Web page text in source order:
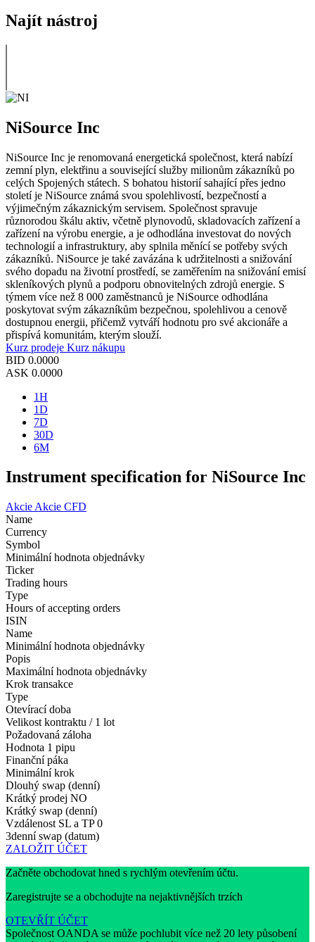
Najít nástroj
NiSource Inc
NiSource Inc je renomovaná energetická společnost, která nabízí
zemní plyn, elektřinu a související služby milionům zákazníků po
celých Spojených státech. S bohatou historií sahající přes jedno
století je NiSource známá svou spolehlivostí, bezpečností a
výjimečným zákaznickým servisem. Společnost spravuje
různorodou škálu aktiv, včetně plynovodů, skladovacích zařízení a
zařízení na výrobu energie, a je odhodlána investovat do nových
technologií a infrastruktury, aby splnila měnící se potřeby svých
zákazníků. NiSource je také zavázána k udržitelnosti a snižování
svého dopadu na životní prostředí, se zaměřením na snižování emisí
skleníkových plynů a podporu obnovitelných zdrojů energie. S
týmem více než 8 000 zaměstnanců je NiSource odhodlána
poskytovat svým zákazníkům bezpečnou, spolehlivou a cenově
dostupnou energii, přičemž vytváří hodnotu pro své akcionáře a
přispívá komunitám, kterým slouží.
Kurz prodeje Kurz nákupu
BID 0.0000
ASK 0.0000
1H
1D
7D
30D
6M
Instrument specification for NiSource Inc
Akcie Akcie CFD
Name
Currency
Symbol
Minimální hodnota objednávky
Ticker
Trading hours
Type
Hours of accepting orders
ISIN
Name
Minimální hodnota objednávky
Popis
Maximální hodnota objednávky
Krok transakce
Type
Otevírací doba
Velikost kontraktu / 1 lot
Požadovaná záloha
Hodnota 1 pipu
Finanční páka
Minimální krok
Dlouhý swap (denní)
Krátký prodej NO
Krátký swap (denní)
Vzdálenost SL a TP 0
3denní swap (datum)
ZALOŽIT ÚČET
Začněte obchodovat hned s rychlým otevřením účtu.
Zaregistrujte se a obchodujte na nejaktivnějších trzích
OTEVŘÍT ÚČET
Společnost OANDA se může pochlubit více než 20 lety působení